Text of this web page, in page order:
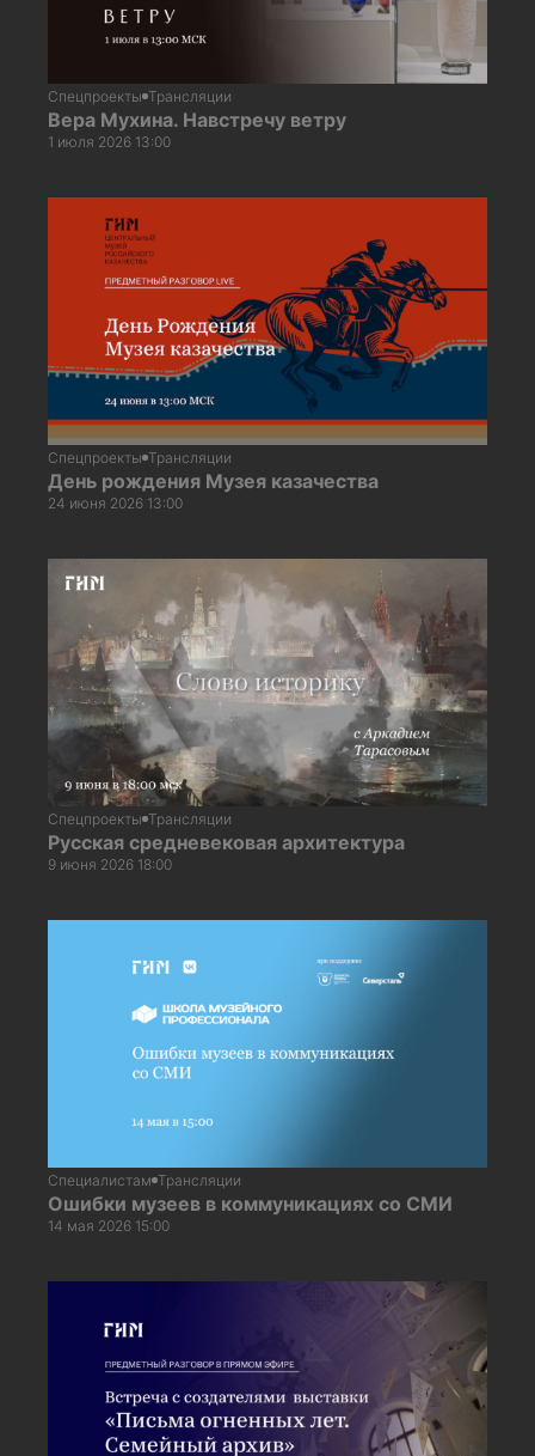
Спецпроекты Трансляции
Вера Мухина. Навстречу ветру
1 июля 2026 13:00
Спецпроекты Трансляции
День рождения Музея казачества
24 июня 2026 13:00
Спецпроекты Трансляции
Русская средневековая архитектура
9 июня 2026 18:00
Специалистам Трансляции
Ошибки музеев в коммуникациях со СМИ
14 мая 2026 15:00